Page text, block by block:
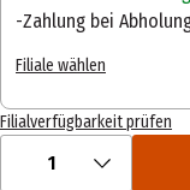
Zahlung bei
Filiale wählen
Filialverfügbarkeit prüfen
1